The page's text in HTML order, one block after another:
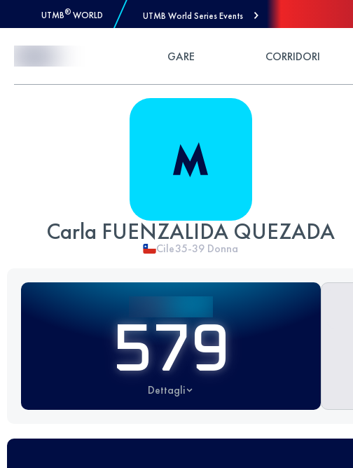
UTMB® WORLD UTMB World Series Events
GARE CORRIDORI
Carla FUENZALIDA QUEZADA
Cile35-39 Donna
579
Dettagli